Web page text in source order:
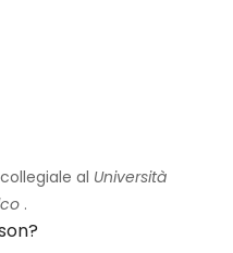
al Università
.